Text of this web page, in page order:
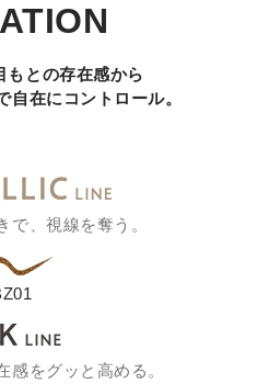
もとの存在感から
自在にコントロール。
で、視線を奪う。
感をグッと高める。